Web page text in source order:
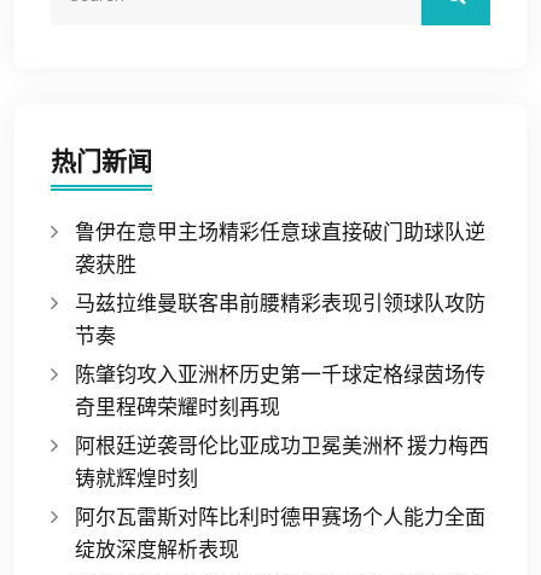
热门新闻
鲁伊在意甲主场精彩任意球直接破门助球队逆
袭获胜
马兹拉维曼联客串前腰精彩表现引领球队攻防
节奏
陈肇钧攻入亚洲杯历史第一千球定格绿茵场传
奇里程碑荣耀时刻再现
阿根廷逆袭哥伦比亚成功卫冕美洲杯 援力梅西
铸就辉煌时刻
阿尔瓦雷斯对阵比利时德甲赛场个人能力全面
绽放深度解析表现